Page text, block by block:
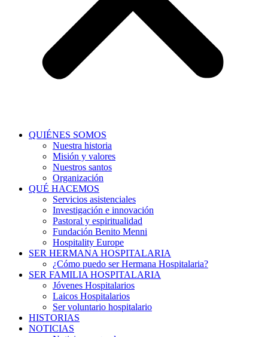
QUIÉNES SOMOS
Nuestra historia
Misión y valores
Nuestros santos
Organización
QUÉ HACEMOS
Servicios asistenciales
Investigación e innovación
Pastoral y espiritualidad
Fundación Benito Menni
Hospitality Europe
SER HERMANA HOSPITALARIA
¿Cómo puedo ser Hermana Hospitalaria?
SER FAMILIA HOSPITALARIA
Jóvenes Hospitalarios
Laicos Hospitalarios
Ser voluntario hospitalario
HISTORIAS
NOTICIAS